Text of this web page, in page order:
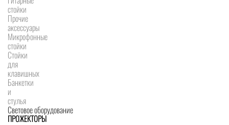
стойки
Прочие
аксессуары
Микрофонные
стойки
Стойки
для
клавишных
Банкетки
и
стулья
Световое оборудование
ПРОЖЕКТОРЫ